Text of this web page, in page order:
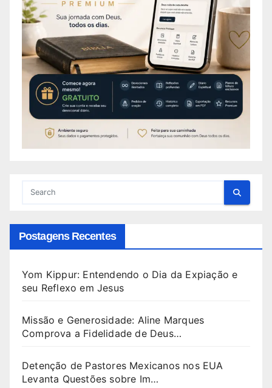
Postagens Recentes
Yom Kippur: Entendendo o Dia da Expiação e
seu Reflexo em Jesus
Missão e Generosidade: Aline Marques
Comprova a Fidelidade de Deus…
Detenção de Pastores Mexicanos nos EUA
Levanta Questões sobre Im…